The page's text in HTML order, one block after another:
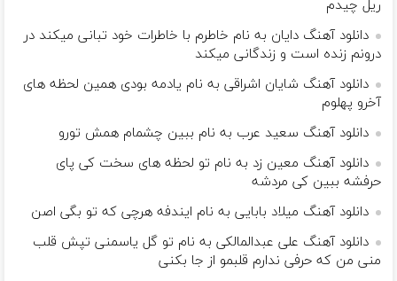
ریل چیدم
دانلود آهنگ دایان به نام خاطرم با خاطرات خود تبانی میکند در
درونم زنده است و زندگانی میکند
دانلود آهنگ شایان اشراقی به نام یادمه بودی همین لحظه های
آخرو پهلوم
دانلود آهنگ سعید عرب به نام ببین چشمام همش تورو
دانلود آهنگ معین زد به نام تو لحظه های سخت کی پای
حرفشه ببین کی مردشه
دانلود آهنگ میلاد بابایی به نام ایندفه هرچی که تو بگی اصن
دانلود آهنگ علی عبدالمالکی به نام تو گل یاسمنی تپش قلب
منی من که حرفی ندارم قلبمو از جا بکنی